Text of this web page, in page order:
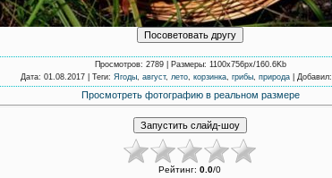
Просмотров: 2789 | Размеры: 1100x756px/160.6Kb
Дата: 01.08.2017 | Теги: Ягоды, август, лето, корзинка, грибы, природа| Добавил:
Просмотреть фотографию в реальном размере
Рейтинг: 0.0/0